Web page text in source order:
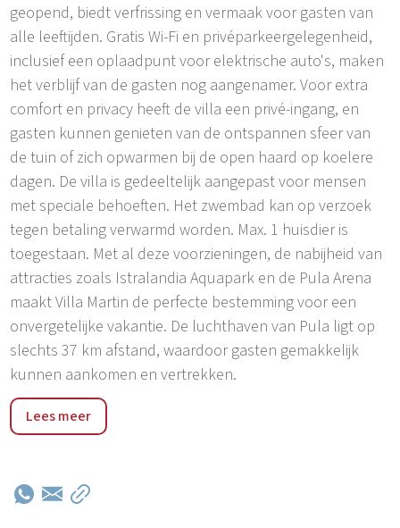
geopend, biedt verfrissing en vermaak voor gasten van
alle leeftijden. Gratis Wi-Fi en privéparkeergelegenheid,
inclusief een oplaadpunt voor elektrische auto's, maken
het verblijf van de gasten nog aangenamer. Voor extra
comfort en privacy heeft de villa een privé-ingang, en
gasten kunnen genieten van de ontspannen sfeer van
de tuin of zich opwarmen bij de open haard op koelere
dagen. De villa is gedeeltelijk aangepast voor mensen
met speciale behoeften. Het zwembad kan op verzoek
tegen betaling verwarmd worden. Max. 1 huisdier is
toegestaan. Met al deze voorzieningen, de nabijheid van
attracties zoals Istralandia Aquapark en de Pula Arena
maakt Villa Martin de perfecte bestemming voor een
onvergetelijke vakantie. De luchthaven van Pula ligt op
slechts 37 km afstand, waardoor gasten gemakkelijk
kunnen aankomen en vertrekken.
Het dorp Medaki ligt in de buurt van de stad Lovreč, in
de schilderachtige regio Istrië, bekend om zijn rijke
landelijke charme en een rustige sfeer uit, waardoor het
Lees meer